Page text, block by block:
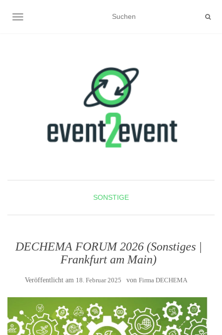
NAVIGATION UMSCHALTEN
SONSTIGE
DECHEMA FORUM 2026 (Sonstiges |
Frankfurt am Main)
Veröffentlicht am 18. Februar 2025 von Firma DECHEMA